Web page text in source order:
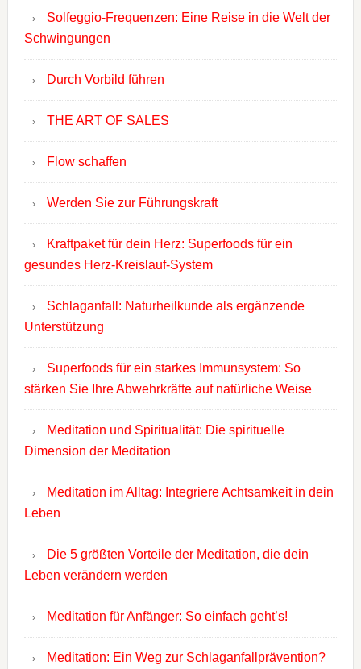
Solfeggio-Frequenzen: Eine Reise in die Welt der
Schwingungen
Durch Vorbild führen
THE ART OF SALES
Flow schaffen
Werden Sie zur Führungskraft
Kraftpaket für dein Herz: Superfoods für ein
gesundes Herz-Kreislauf-System
Schlaganfall: Naturheilkunde als ergänzende
Unterstützung
Superfoods für ein starkes Immunsystem: So
stärken Sie Ihre Abwehrkräfte auf natürliche Weise
Meditation und Spiritualität: Die spirituelle
Dimension der Meditation
Meditation im Alltag: Integriere Achtsamkeit in dein
Leben
Die 5 größten Vorteile der Meditation, die dein
Leben verändern werden
Meditation für Anfänger: So einfach geht’s!
Meditation: Ein Weg zur Schlaganfallprävention?